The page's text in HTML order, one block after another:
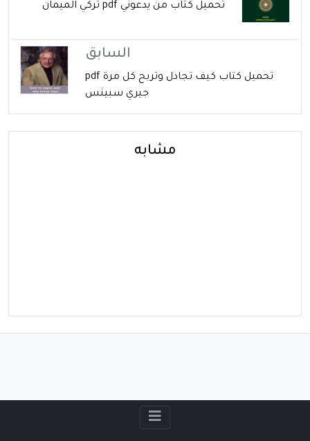
تحميل كتاب من يدعوني pdf تركي الميمان
السابق
تحميل كتاب كيف تجادل وتربح كل مرة pdf
جيري سبينس
مشابه